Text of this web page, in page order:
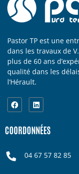
Pastor TP est une
dans les travaux de
plus de 60 ans
qualité dans les
l’Hérault.
COORDONNÉES
04 67 57 82 85